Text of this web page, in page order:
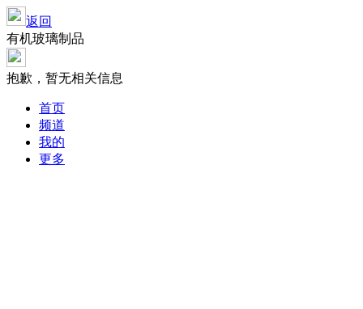
返回
有机玻璃制品
抱歉，暂无相关信息
首页
频道
我的
更多